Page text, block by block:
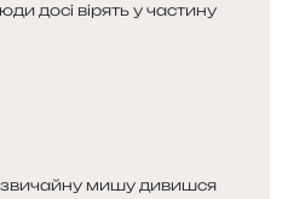
досі вірять у частину
звичайну мишу дивишся